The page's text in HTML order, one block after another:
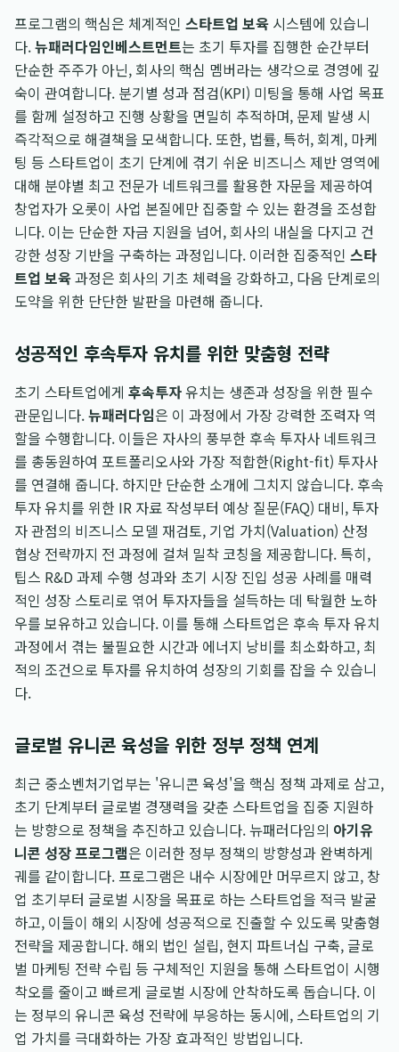
프로그램의 핵심은 체계적인 스타트업 보육 시스템에 있습니
다.뉴패러다임인베스트먼트는 초기 투자를 집행한 순간부터
단순한 주주가 아닌, 회사의 핵심 멤버라는 생각으로 경영에 깊
숙이 관여합니다. 분기별 성과 점검(KPI) 미팅을 통해 사업 목표
를 함께 설정하고 진행 상황을 면밀히 추적하며, 문제 발생 시
즉각적으로 해결책을 모색합니다. 또한, 법률, 특허, 회계, 마케
팅 등 스타트업이 초기 단계에 겪기 쉬운 비즈니스 제반 영역에
대해 분야별 최고 전문가 네트워크를 활용한 자문을 제공하여
창업자가 오롯이 사업 본질에만 집중할 수 있는 환경을 조성합
니다. 이는 단순한 자금 지원을 넘어, 회사의 내실을 다지고 건
강한 성장 기반을 구축하는 과정입니다. 이러한 집중적인 스타
트업 보육과정은 회사의 기초 체력을 강화하고, 다음 단계로의
도약을 위한 단단한 발판을 마련해 줍니다.
성공적인 후속투자 유치를 위한 맞춤형 전략
초기 스타트업에게 후속투자유치는 생존과 성장을 위한 필수
관문입니다.뉴패러다임은 이 과정에서 가장 강력한 조력자 역
할을 수행합니다. 이들은 자사의 풍부한 후속 투자사 네트워크
를 총동원하여 포트폴리오사와 가장 적합한(Right-fit) 투자사
를 연결해 줍니다. 하지만 단순한 소개에 그치지 않습니다. 후속
투자 유치를 위한 IR 자료 작성부터 예상 질문(FAQ) 대비, 투자
자 관점의 비즈니스 모델 재검토, 기업 가치(Valuation) 산정
협상 전략까지 전 과정에 걸쳐 밀착 코칭을 제공합니다. 특히,
팁스 R&D 과제 수행 성과와 초기 시장 진입 성공 사례를 매력
적인 성장 스토리로 엮어 투자자들을 설득하는 데 탁월한 노하
우를 보유하고 있습니다. 이를 통해 스타트업은 후속 투자 유치
과정에서 겪는 불필요한 시간과 에너지 낭비를 최소화하고, 최
적의 조건으로 투자를 유치하여 성장의 기회를 잡을 수 있습니
다.
글로벌 유니콘 육성을 위한 정부 정책 연계
최근 중소벤처기업부는 '유니콘 육성'을 핵심 정책 과제로 삼고,
초기 단계부터 글로벌 경쟁력을 갖춘 스타트업을 집중 지원하
는 방향으로 정책을 추진하고 있습니다. 뉴패러다임의 아기유
니콘 성장 프로그램은 이러한 정부 정책의 방향성과 완벽하게
궤를 같이합니다. 프로그램은 내수 시장에만 머무르지 않고, 창
업 초기부터 글로벌 시장을 목표로 하는 스타트업을 적극 발굴
하고, 이들이 해외 시장에 성공적으로 진출할 수 있도록 맞춤형
전략을 제공합니다. 해외 법인 설립, 현지 파트너십 구축, 글로
벌 마케팅 전략 수립 등 구체적인 지원을 통해 스타트업이 시행
착오를 줄이고 빠르게 글로벌 시장에 안착하도록 돕습니다. 이
는 정부의 유니콘 육성 전략에 부응하는 동시에, 스타트업의 기
업 가치를 극대화하는 가장 효과적인 방법입니다.